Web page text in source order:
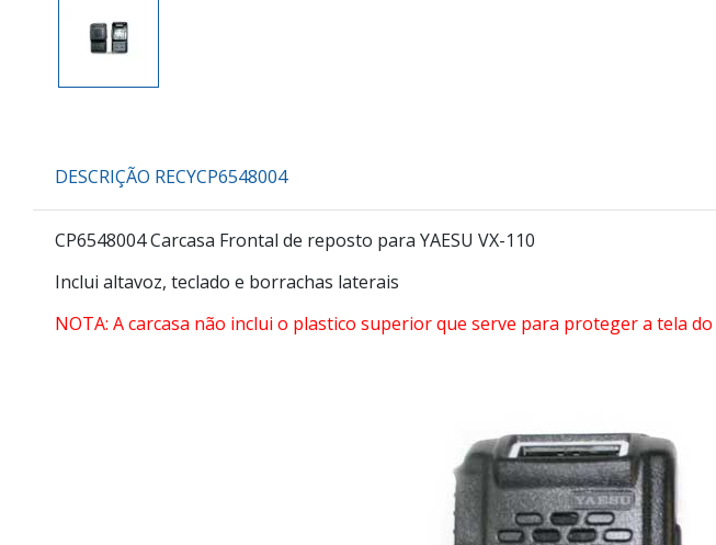
DESCRIÇÃO RECYCP6548004
CP6548004 Carcasa Frontal de reposto para YAESU VX-110
Inclui altavoz, teclado e borrachas laterais
NOTA: A carcasa não inclui o plastico superior que serve para proteger a tela